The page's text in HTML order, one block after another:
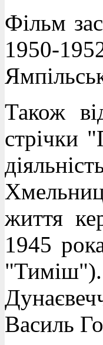
Фільм
1950-
Також
стрічки
життя
1945
Василь